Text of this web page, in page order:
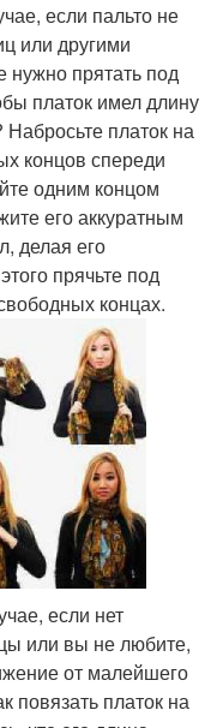
если пальто не
или другими
нужно прятать под
платок имел длину
платок на
концов спереди
одним концом
его аккуратным
делая его
прячьте под
концах.
если нет
или вы не любите,
от малейшего
повязать платок на